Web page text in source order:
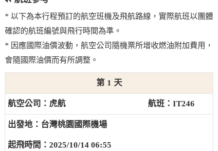
* 以下為本行程預訂的航空班機及飛航路線，實際航班以團體
確認的航班編號與飛行時間為準。
* 因應國際油價波動，航空公司隨機票所增收燃油附加費用，
會隨國際油價而有所調整。
1
虎航 IT246
台灣桃園國際機場
2025/10/14 06:55